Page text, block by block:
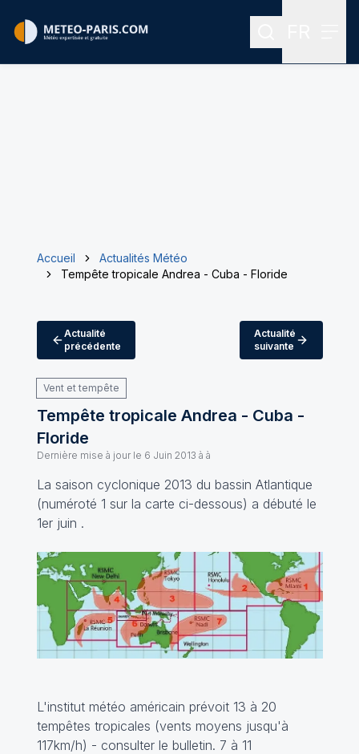
Rechercher
Accueil
Actualités Météo
Tempête tropicale Andrea - Cuba - Floride
Actualité
précédente
Actualité
suivante
Vent et tempête
Tempête tropicale Andrea - Cuba -
Floride
Dernière mise à jour le 6 Juin 2013 à à
La saison cyclonique 2013 du bassin Atlantique
(numéroté 1 sur la carte ci-dessous) a débuté le
1er juin .
L'institut météo américain prévoit 13 à 20
tempêtes tropicales (vents moyens jusqu'à
117km/h) - consulter le bulletin. 7 à 11